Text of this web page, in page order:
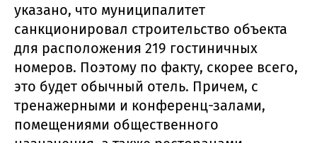
указано, что муниципалитет
санкционировал строительство объекта
для расположения 219 гостиничных
номеров. Поэтому по факту, скорее всего,
это будет обычный отель. Причем, с
тренажерными и конференц-залами,
помещениями общественного